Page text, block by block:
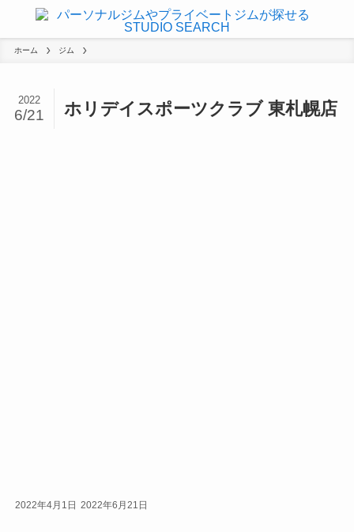
ホーム ジム
ホリデイスポーツクラブ 東札幌店
2022
6/21
2022年4月1日 2022年6月21日